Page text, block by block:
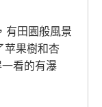
有田園般風景
苹果樹和杏
看的有瀑